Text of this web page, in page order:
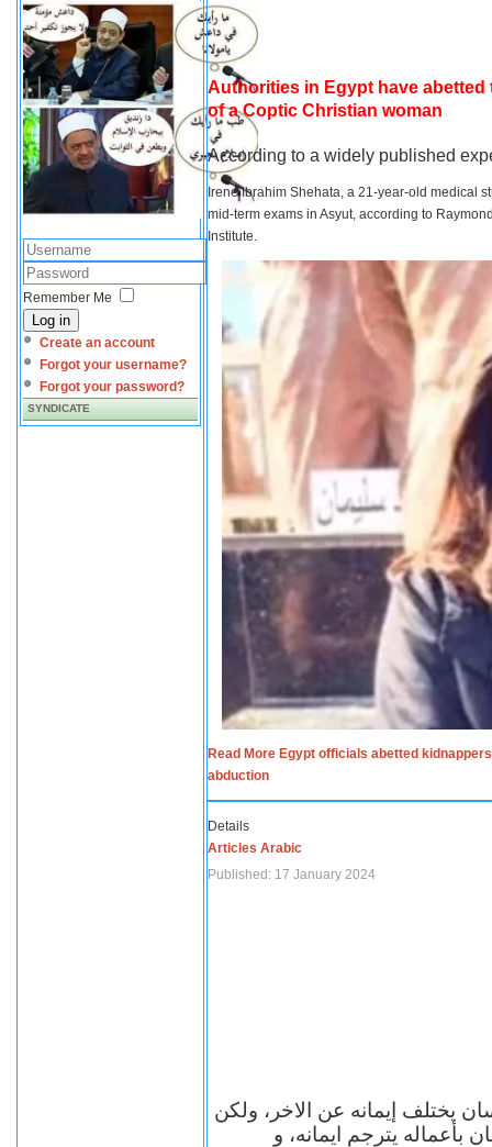
Remember Me
Log in
Create an account
Forgot your username?
Forgot your password?
SYNDICATE
Authorities in Egypt have
of a Coptic Christian woman
According to a widely published
Irene Ibrahim Shehata, a 21-year-old medical
mid-term exams in Asyut, according to
Institute.
Read More Egypt officials abetted
abduction
Details
Articles Arabic
Published: 17 January 2024
يختلف إيمانه عن الاخر، ولكن
بأعماله يترجم ايمانه، و